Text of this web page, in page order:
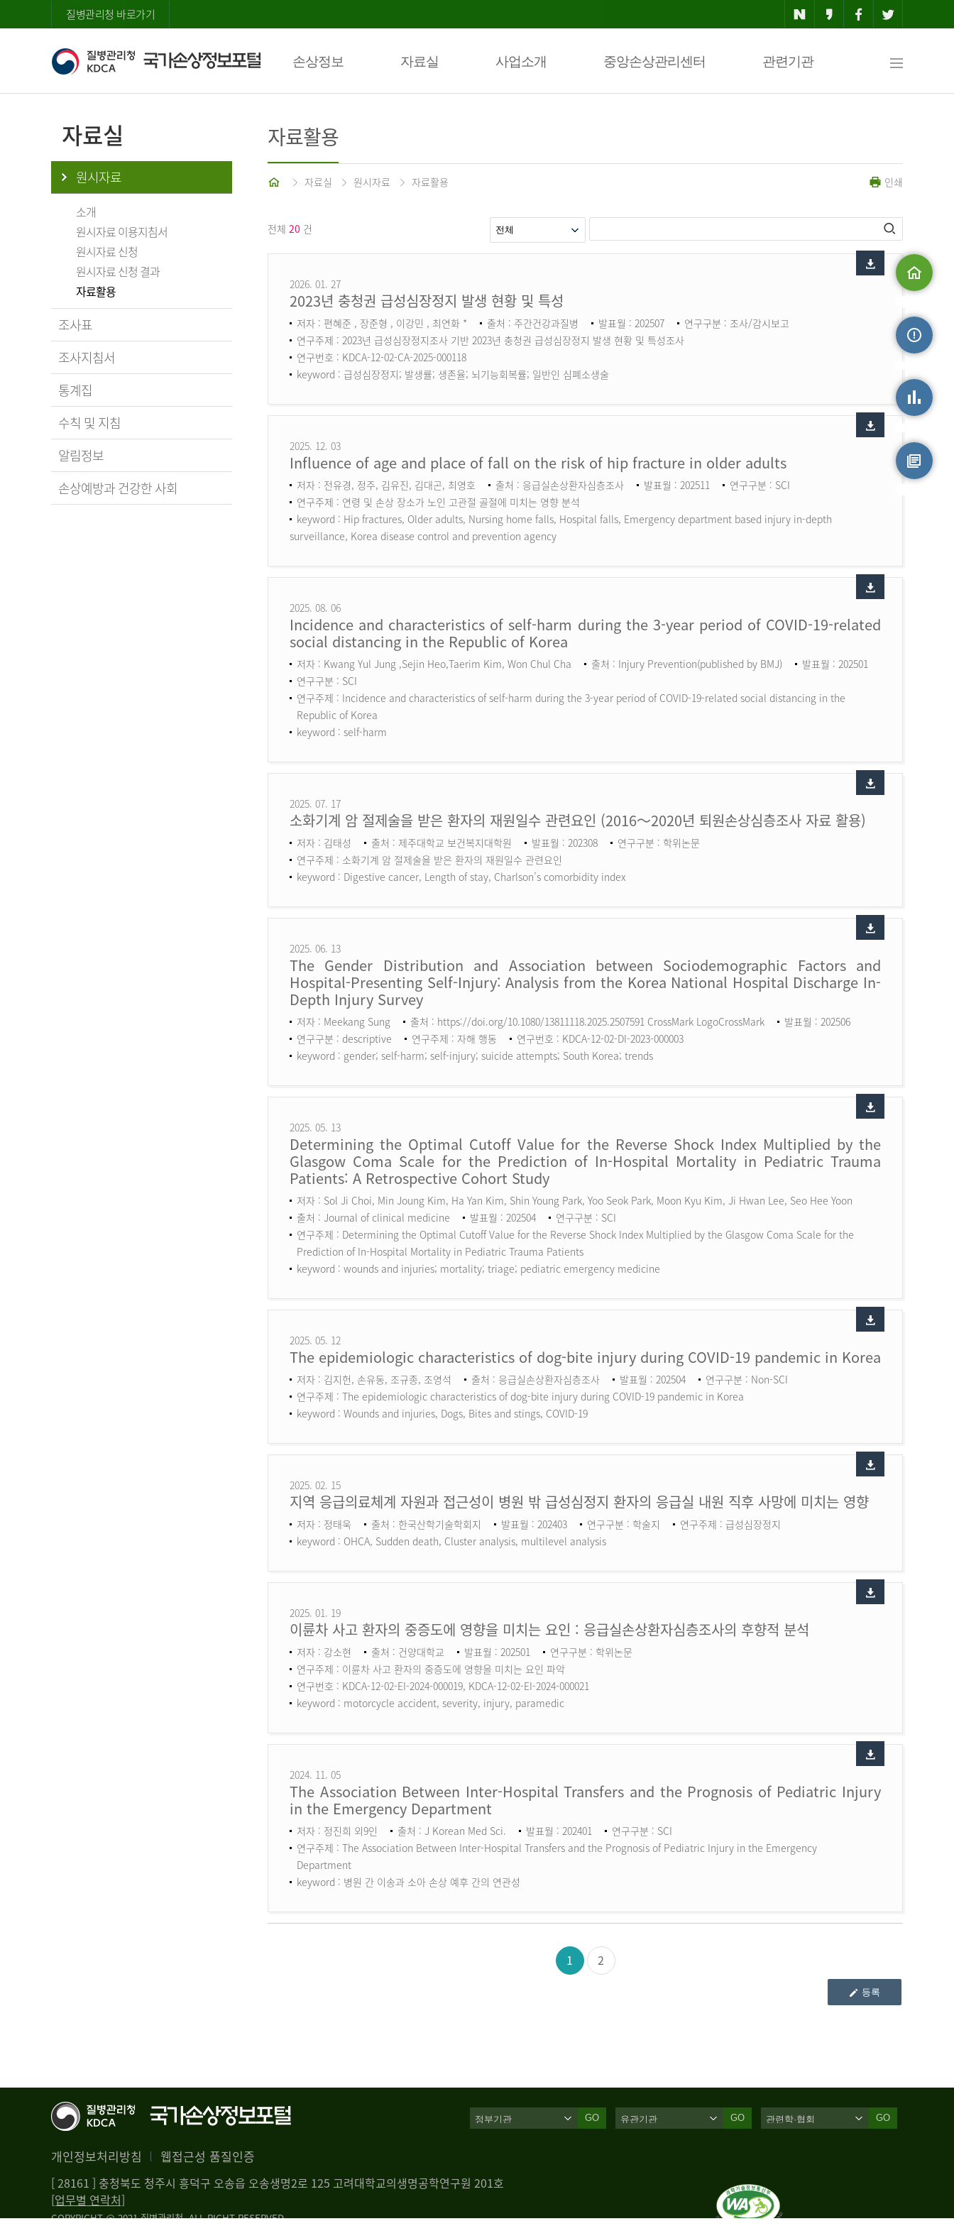
질병관리청 바로가기
손상정보 자료실 사업소개 중앙손상관리센터 관련기관
맵
자료실
원시자료
소개
원시자료 이용지침서
원시자료 신청
원시자료 신청 결과
자료활용
조사표
조사지침서
통계집
수칙 및 지침
알림정보
손상예방과 건강한 사회
자료활용
홈 자료실 원시자료 자료활용 인쇄
전체 20 건
2026. 01. 27
2023년 충청권 급성심장정지 발생 현황 및 특성
저자 : 편혜준 , 장준형 , 이강민 , 최연화 * 출처 : 주간건강과질병 발표월 : 202507
연구구분 : 조사/감시보고
연구주제 : 2023년 급성심장정지조사 기반 2023년 충청권 급성심장정지 발생 현황 및 특성조사
연구번호 : KDCA-12-02-CA-2025-000118
keyword : 급성심장정지; 발생률; 생존율; 뇌기능회복률; 일반인 심폐소생술
2025. 12. 03
Influence of age and place of fall on the risk of hip fracture in older adults
저자 : 전유경, 정주, 김유진, 김대곤, 최영호 출처 : 응급실손상환자심층조사 발표월 : 202511
연구구분 : SCI
연구주제 : 연령 및 손상 장소가 노인 고관절 골절에 미치는 영향 분석
keyword : Hip fractures, Older adults, Nursing home falls, Hospital falls, Emergency department based injury in-depth
surveillance, Korea disease control and prevention agency
2025. 08. 06
Incidence and characteristics of self-harm during the 3-year period of COVID-19-related
social distancing in the Republic of Korea
저자 : Kwang Yul Jung ,Sejin Heo,Taerim Kim, Won Chul Cha 출처 : Injury Prevention(published by BMJ)
발표월 : 202501
연구구분 : SCI
연구주제 : Incidence and characteristics of self-harm during the 3-year period of COVID-19-related social distancing in the
Republic of Korea
keyword : self-harm
2025. 07. 17
소화기계 암 절제술을 받은 환자의 재원일수 관련요인 (2016～2020년 퇴원손상심층조사 자료 활용)
저자 : 김태성 출처 : 제주대학교 보건복지대학원 발표월 : 202308
연구구분 : 학위논문
연구주제 : 소화기계 암 절제술을 받은 환자의 재원일수 관련요인
keyword : Digestive cancer, Length of stay, Charlson’s comorbidity index
2025. 06. 13
The Gender Distribution and Association between Sociodemographic Factors and
Hospital-Presenting Self-Injury: Analysis from the Korea National Hospital Discharge In-
Depth Injury Survey
저자 : Meekang Sung 출처 : https://doi.org/10.1080/13811118.2025.2507591 CrossMark LogoCrossMark
발표월 : 202506
연구구분 : descriptive
연구주제 : 자해 행동
연구번호 : KDCA-12-02-DI-2023-000003
keyword : gender; self-harm; self-injury; suicide attempts; South Korea; trends
2025. 05. 13
Determining the Optimal Cutoff Value for the Reverse Shock Index Multiplied by the
Glasgow Coma Scale for the Prediction of In-Hospital Mortality in Pediatric Trauma
Patients: A Retrospective Cohort Study
저자 : Sol Ji Choi, Min Joung Kim, Ha Yan Kim, Shin Young Park, Yoo Seok Park, Moon Kyu Kim, Ji Hwan Lee, Seo Hee Yoon
출처 : Journal of clinical medicine
발표월 : 202504
연구구분 : SCI
연구주제 : Determining the Optimal Cutoff Value for the Reverse Shock Index Multiplied by the Glasgow Coma Scale for the
Prediction of In-Hospital Mortality in Pediatric Trauma Patients
keyword : wounds and injuries; mortality; triage; pediatric emergency medicine
2025. 05. 12
The epidemiologic characteristics of dog-bite injury during COVID-19 pandemic in Korea
저자 : 김지헌, 손유동, 조규종, 조영석 출처 : 응급실손상환자심층조사 발표월 : 202504
연구구분 : Non-SCI
연구주제 : The epidemiologic characteristics of dog-bite injury during COVID-19 pandemic in Korea
keyword : Wounds and injuries, Dogs, Bites and stings, COVID-19
2025. 02. 15
지역 응급의료체계 자원과 접근성이 병원 밖 급성심정지 환자의 응급실 내원 직후 사망에 미치는 영향
저자 : 정태욱 출처 : 한국산학기술학회지 발표월 : 202403 연구구분 : 학술지
연구주제 : 급성심장정지
keyword : OHCA, Sudden death, Cluster analysis, multilevel analysis
2025. 01. 19
이륜차 사고 환자의 중증도에 영향을 미치는 요인 : 응급실손상환자심층조사의 후향적 분석
저자 : 강소현 출처 : 건양대학교 발표월 : 202501
연구구분 : 학위논문
연구주제 : 이륜차 사고 환자의 중증도에 영향을 미치는 요인 파악
연구번호 : KDCA-12-02-EI-2024-000019, KDCA-12-02-EI-2024-000021
keyword : motorcycle accident, severity, injury, paramedic
2024. 11. 05
The Association Between Inter-Hospital Transfers and the Prognosis of Pediatric Injury
in the Emergency Department
저자 : 정진희 외9인 출처 : J Korean Med Sci. 발표월 : 202401
연구구분 : SCI
연구주제 : The Association Between Inter-Hospital Transfers and the Prognosis of Pediatric Injury in the Emergency
Department
keyword : 병원 간 이송과 소아 손상 예후 간의 연관성
1 2
등록
개인정보처리방침 웹접근성 품질인증
GO GO GO
[ 28161 ] 충청북도 청주시 흥덕구 오송읍 오송생명2로 125 고려대학교의생명공학연구원 201호
[업무별 연락처]
COPYRIGHT @ 2021 질병관리청. ALL RIGHT RESERVED
손상정보
손상통계